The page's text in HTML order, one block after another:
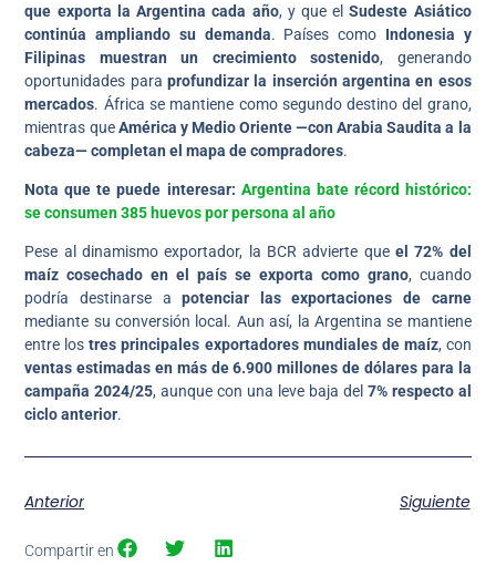
que exporta la Argentina cada año, y que elSudeste Asiático
continúa ampliando su demanda. Países como Indonesia y
Filipinas muestran un crecimiento sostenido, generando
oportunidades paraprofundizar la inserción argentina en esos
mercados. África se mantiene como segundo destino del grano,
mientras queAmérica y Medio Oriente —con Arabia Saudita a la
cabeza— completan el mapa de compradores.
Nota que te puede interesar: Argentina bate récord histórico:
se consumen 385 huevos por persona al año
Pese al dinamismo exportador, la BCR advierte que el 72% del
maíz cosechado en el país se exporta como grano, cuando
podría destinarse apotenciar las exportaciones de carne
mediante su conversión local. Aun así, la Argentina se mantiene
entre lostres principales exportadores mundiales de maíz, con
ventas estimadas en más de 6.900 millones de dólares para la
campaña 2024/25, aunque con una leve baja del 7% respecto al
ciclo anterior.
Anterior Siguiente
Compartir en